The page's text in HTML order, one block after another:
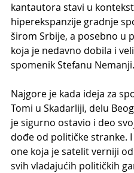
kantautora stavi u kontekst
hiperekspanzije gradnje
širom Srbije, a posebno u
koja je nedavno dobila i
spomenik Stefanu Nemanji.
Najgore je kada ideja za
Tomi u Skadarliji, delu
je sigurno ostavio i deo
dođe od političke stranke.
one koja je satelit verniji
svih vladajućih političkih